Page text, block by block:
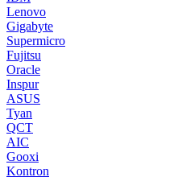
Lenovo
Gigabyte
Supermicro
Fujitsu
Oracle
Inspur
ASUS
Tyan
QCT
AIC
Gooxi
Kontron